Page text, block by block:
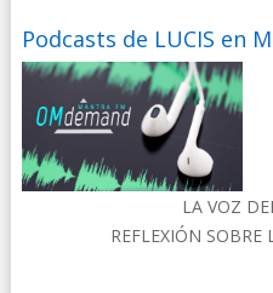
Podcasts de LUCIS en
LA VOZ
REFLEXIÓN SOBRE